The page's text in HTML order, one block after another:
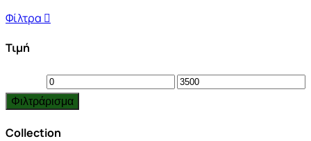
Φίλτρα
Τιμή
Ελάχιστη
τιμή
Μέγιστη
Φιλτράρισμα
Collection